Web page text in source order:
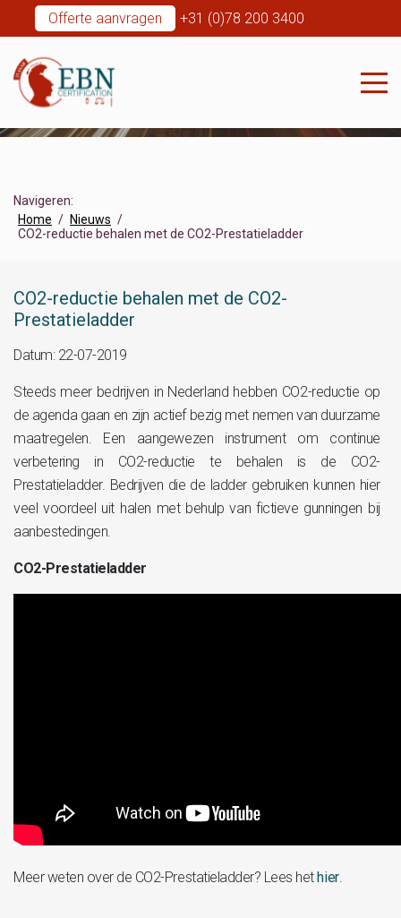
Offerte aanvragen +31 (0)78 200 3400
Navigeren:
Home
Nieuws
CO2-reductie behalen met de CO2-Prestatieladder
CO2-reductie behalen met de CO2-
Prestatieladder
Datum: 22-07-2019
Steeds meer bedrijven in Nederland hebben CO2-reductie op
de agenda gaan en zijn actief bezig met nemen van duurzame
maatregelen. Een aangewezen instrument om continue
verbetering in CO2-reductie te behalen is de CO2-
Prestatieladder. Bedrijven die de ladder gebruiken kunnen hier
veel voordeel uit halen met behulp van fictieve gunningen bij
aanbestedingen.
CO2-Prestatieladder
Meer weten over de CO2-Prestatieladder? Lees hethier.